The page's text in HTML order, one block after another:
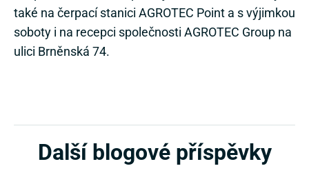
také na čerpací stanici AGROTEC Point a s výjimkou
soboty i na recepci společnosti AGROTEC Group na
ulici Brněnská 74.
Další blogové příspěvky